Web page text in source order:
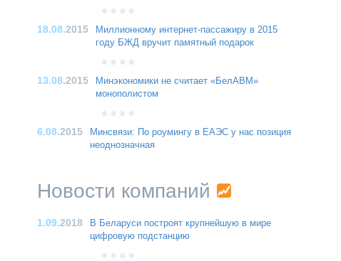
18.08.2015
Миллионному интернет-пассажиру в 2015
году БЖД вручит памятный подарок
13.08.2015
Минэкономики не считает «БелАВМ»
монополистом
6.08.2015
Минсвязи: По роумингу в ЕАЭС у нас позиция
неоднозначная
Новости компаний
1.09.2018
В Беларуси построят крупнейшую в мире
цифровую подстанцию